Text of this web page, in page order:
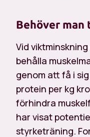
Behöver
Vid
behålla
genom att få i
protein per kg
förhindra
har visat
styrketräning.